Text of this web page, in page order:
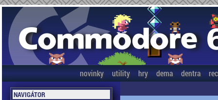
novinky utility hry dema dentra
NAVIGÁTOR